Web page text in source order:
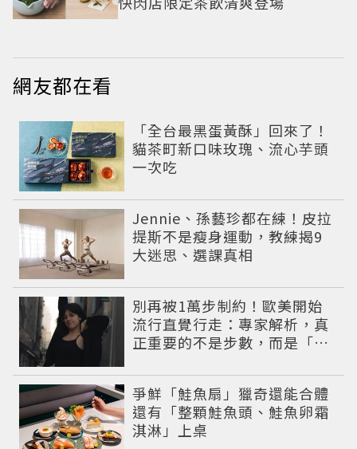
網友都在看
「全台最黑蛋黃酥」回來了！
貓茶町新口味玫瑰、流心芋頭
一次吃
Jennie、孫藝珍都在練！皮拉
提斯不是瘦身運動，教練揭9
大迷思、選課真相
別再被1萬步制約！歐美開始
流行直覺行走：專家解析，真
正重要的不是步數，而是「這
爭鮮「鮭魚扇」獵奇還能合體
還有「整顆鮭魚頭、鮭魚卵霜
淇淋」上桌